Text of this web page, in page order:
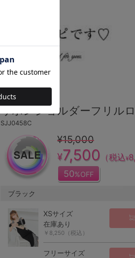
リボンショルダーフリル
SJJ0458C
¥15,000
¥7,500 （税込¥
50%OFF
ブラック
XSサイズ
在庫あり
￥8,250（税込）
フリーサイズ